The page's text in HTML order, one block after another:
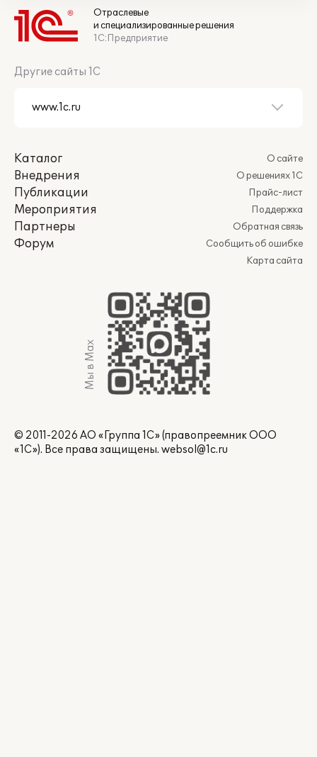
Отраслевые
и специализированные решения
1С:Предприятие
Другие сайты 1С
Каталог
Внедрения
Публикации
Мероприятия
Партнеры
Форум
О сайте
О решениях 1С
Прайс-лист
Поддержка
Обратная связь
Сообщить об ошибке
Карта сайта
Мы в Max
© 2011-2026 АО «Группа 1С» (правопреемник ООО
«1С»). Все права защищены. websol@1c.ru